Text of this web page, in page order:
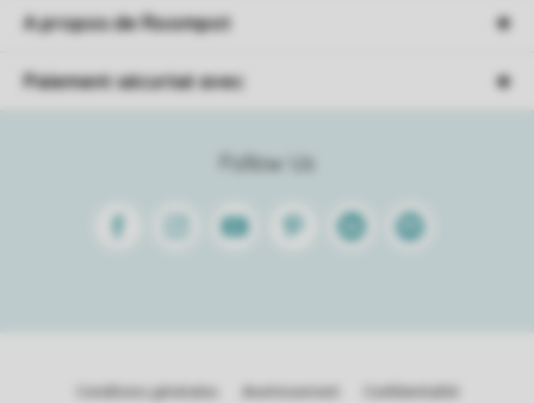
Follow Us
FacebookInstagramYoutube PinterestLinkedinSpotify
A propos de Roompot
Paiement sécurisé avec